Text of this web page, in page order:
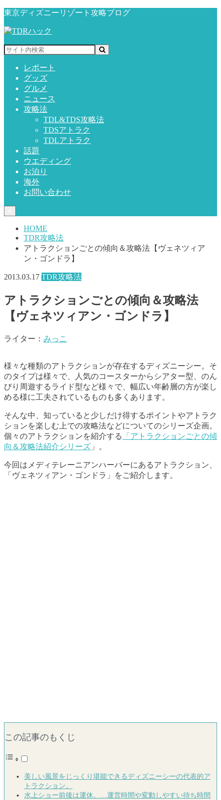
東京ディズニーリゾート攻略ブログ
レポート
グッズ
グルメ
ニュース
攻略法
TDL&TDS攻略法
TDSアトラク
TDLアトラク
話題
ウエディング
お泊り
海外
お問い合わせ
HOME
TDR攻略法
アトラクションごとの傾向＆攻略法【ヴェネツィア
ン・ゴンドラ】
2013.03.17 TDR攻略法
アトラクションごとの傾向＆攻略法
【ヴェネツィアン・ゴンドラ】
ライター： みっこ
様々な種類のアトラクションが存在するディズニーシー。そ
のタイプは様々で、人気のコースターからシアター型、のん
びり周遊するライド型など様々で、幅広い年齢層の方が楽し
める様に工夫されているものも多くあります。
そんな中、知っていると少しだけ得するポイントやアトラク
ションを楽しむ上での攻略法などについてのシリーズ企画。
個々のアトラクションを紹介する
「アトラクションごとの傾
向＆攻略法紹介シリーズ 」。
今回はメディテレーニアンハーバーにあるアトラクション、
「ヴェネツィアン・ゴンドラ」をご紹介します。
この記事のもくじ
美しい風景をじっくり堪能できるディズニーシーの代表的ア
トラクション。
水上ショー前後は運休。…運営時間や変動しやすい待ち時間